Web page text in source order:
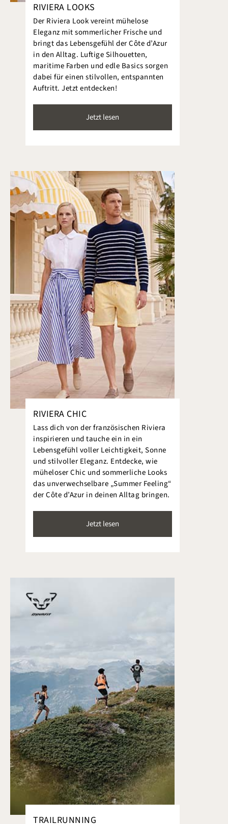
RIVIERA LOOKS
Der Riviera Look vereint mühelose
Eleganz mit sommerlicher Frische und
bringt das Lebensgefühl der Côte d’Azur
in den Alltag. Luftige Silhouetten,
maritime Farben und edle Basics sorgen
dabei für einen stilvollen, entspannten
Auftritt. Jetzt entdecken!
Jetzt lesen
RIVIERA CHIC
Lass dich von der französischen Riviera
inspirieren und tauche ein in ein
Lebensgefühl voller Leichtigkeit, Sonne
und stilvoller Eleganz. Entdecke, wie
müheloser Chic und sommerliche Looks
das unverwechselbare „Summer Feeling“
der Côte d’Azur in deinen Alltag bringen.
Jetzt lesen
TRAILRUNNING